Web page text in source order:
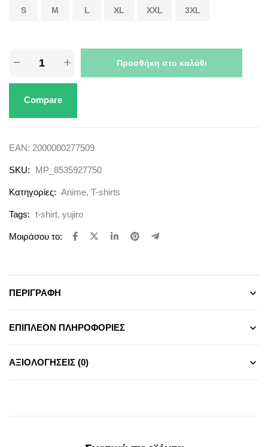
S M L XL XXL 3XL
Προσθήκη στο καλάθι
Compare
EAN: 2000000277509
SKU: MP_8535927750
Κατηγορίες: Anime, T-shirts
Tags: t-shirt, yujiro
Μοιράσου το:
ΠΕΡΙΓΡΑΦΉ
ΕΠΙΠΛΈΟΝ ΠΛΗΡΟΦΟΡΊΕΣ
ΑΞΙΟΛΟΓΉΣΕΙΣ (0)